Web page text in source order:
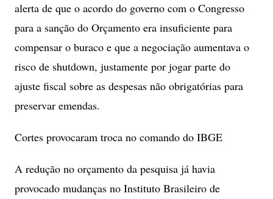
alerta de que o acordo do governo com o Congresso
para a sanção do Orçamento era insuficiente para
compensar o buraco e que a negociação aumentava o
risco de shutdown, justamente por jogar parte do
ajuste fiscal sobre as despesas não obrigatórias para
preservar emendas.
Cortes provocaram troca no comando do IBGE
A redução no orçamento da pesquisa já havia
provocado mudanças no Instituto Brasileiro de